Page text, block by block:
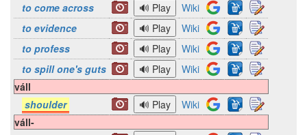
to come across
Wiki
to evidence
Wiki
to profess
Wiki
to spill one's guts
Wiki
váll
shoulder
Wiki
váll-